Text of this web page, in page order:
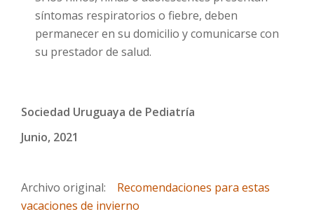
síntomas respiratorios o fiebre, deben
permanecer en su domicilio y comunicarse con
su prestador de salud.
Sociedad Uruguaya de Pediatría
Junio, 2021
Archivo original: Recomendaciones para estas
vacaciones de invierno